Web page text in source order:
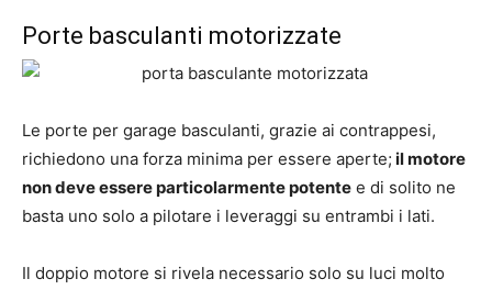
Porte basculanti motorizzate
Le porte per garage basculanti, grazie ai contrappesi,
richiedono una forza minima per essere aperte; il motore
non deve essere particolarmente potente e di solito ne
basta uno solo a pilotare i leveraggi su entrambi i lati.
Il doppio motore si rivela necessario solo su luci molto